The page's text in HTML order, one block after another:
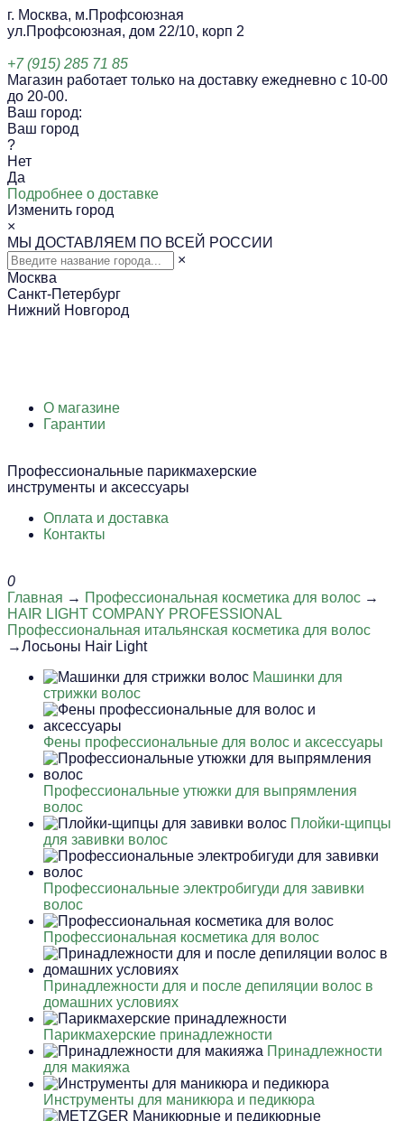
г. Москва, м.Профсоюзная
ул.Профсоюзная, дом 22/10, корп 2
+7 (915) 285 71 85
Магазин работает только на доставку ежедневно с 10-00
до 20-00.
Ваш город:
Ваш город
?
Нет
Да
Подробнее о доставке
Изменить город
×
МЫ ДОСТАВЛЯЕМ ПО ВСЕЙ РОССИИ
×
Москва
Санкт-Петербург
Нижний Новгород
О магазине
Гарантии
Профессиональные парикмахерские
инструменты и аксессуары
Оплата и доставка
Контакты
0
Главная → Профессиональная косметика для волос →
HAIR LIGHT COMPANY PROFESSIONAL
Профессиональная итальянская косметика для волос
→Лосьоны Hair Light
Машинки для
стрижки волос
Фены профессиональные для волос и аксессуары
Профессиональные утюжки для выпрямления
волос
Плойки-щипцы
для завивки волос
Профессиональные электробигуди для завивки
волос
Профессиональная косметика для волос
Принадлежности для и после депиляции волос в
домашних условиях
Парикмахерские принадлежности
Принадлежности
для макияжа
Инструменты для маникюра и педикюра